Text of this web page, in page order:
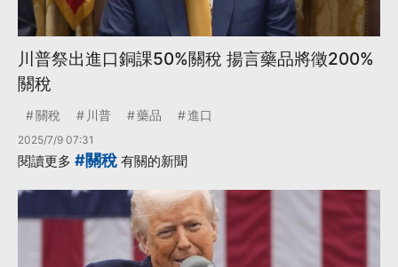
川普祭出進口銅課50%關稅 揚言藥品將徵200%
關稅
關稅 川普 藥品 進口
2025/7/9 07:31
閱讀更多 #關稅 有關的新聞